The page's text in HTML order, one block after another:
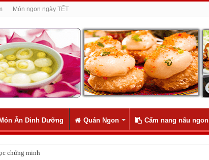
Món ngon ngày TẾT
Món Ăn Dinh Dưỡng Quán Ngon Cẩm nang nấu ngon
chứng minh